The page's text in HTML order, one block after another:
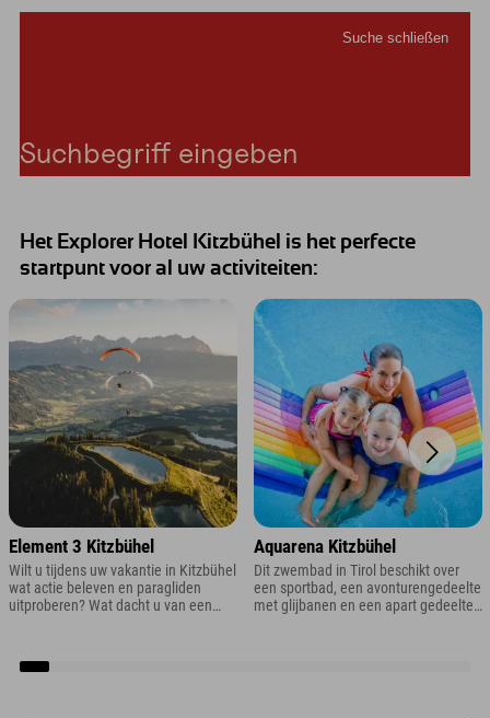
Het Explorer Hotel Kitzbühel is het perfecte
startpunt voor al uw activiteiten:
Element 3 Kitzbühel
Wilt u tijdens uw vakantie in Kitzbühel
wat actie beleven en paragliden
uitproberen? Wat dacht u van een
ervaren?
Aquarena Kitzbühel
Dit zwembad in Tirol beschikt over
een sportbad, een avonturengedeelte
met glijbanen en een apart gedeelte